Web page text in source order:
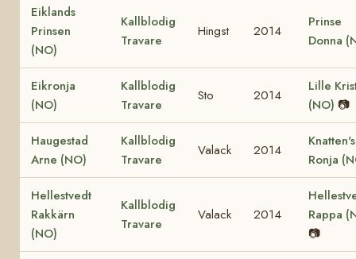
Eiklands
Prinsen
(NO)
Kallblodig
Travare
Hingst 2014
Prinse
Donna
Eikronja
(NO)
Kallblodig
Travare
Sto 2014
Lille
(NO) 📷
Haugestad
Arne (NO)
Kallblodig
Travare
Valack 2014
Knatten's
Ronja
Hellestvedt
Rakkärn
(NO)
Kallblodig
Travare
Valack 2014
Rappa
📷